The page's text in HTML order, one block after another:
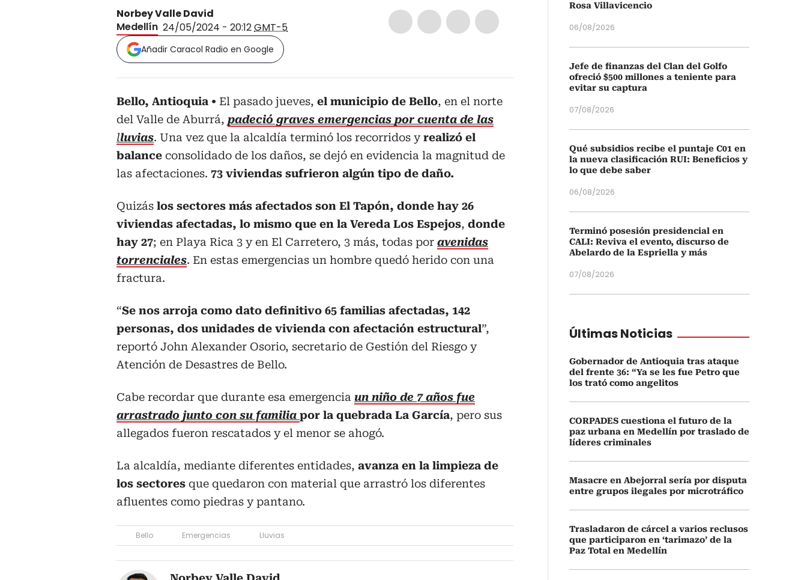
Norbey Valle David
Medellín 24/05/2024 - 20:12GMT-5
Añadir Caracol Radio en Google
Bello, Antioquia El pasado jueves, el municipio de Bello, en el norte
del Valle de Aburrá, padeció graves emergencias por cuenta de las
lluvias. Una vez que la alcaldía terminó los recorridos yrealizó el
balance consolidado de los daños, se dejó en evidencia la magnitud de
las afectaciones. 73 viviendas sufrieron algún tipo de daño.
Quizás los sectores más afectados son El Tapón, donde hay 26
viviendas afectadas, lo mismo que en la Vereda Los Espejos, donde
hay 27; en Playa Rica 3 y en El Carretero, 3 más, todas por avenidas
torrenciales. En estas emergencias un hombre quedó herido con una
fractura.
“Se nos arroja como dato definitivo 65 familias afectadas, 142
personas, dos unidades de vivienda con afectación estructural”,
reportó John Alexander Osorio, secretario de Gestión del Riesgo y
Atención de Desastres de Bello.
Cabe recordar que durante esa emergencia un niño de 7 años fue
arrastrado junto con su familia por la quebrada La García, pero sus
allegados fueron rescatados y el menor se ahogó.
La alcaldía, mediante diferentes entidades, avanza en la limpieza de
los sectores que quedaron con material que arrastró los diferentes
afluentes como piedras y pantano.
Bello Emergencias Lluvias
Rosa Villavicencio
06/08/2026
Jefe de finanzas del Clan del Golfo
ofreció $500 millones a teniente para
evitar su captura
07/08/2026
Qué subsidios recibe el puntaje C01 en
la nueva clasificación RUI: Beneficios y
lo que debe saber
06/08/2026
Terminó posesión presidencial en
CALI: Reviva el evento, discurso de
Abelardo de la Espriella y más
07/08/2026
Últimas Noticias
Gobernador de Antioquia tras ataque
del frente 36: “Ya se les fue Petro que
los trató como angelitos
CORPADES cuestiona el futuro de la
paz urbana en Medellín por traslado de
líderes criminales
Masacre en Abejorral sería por disputa
entre grupos ilegales por microtráfico
Trasladaron de cárcel a varios reclusos
que participaron en ‘tarimazo’ de la
Paz Total en Medellín